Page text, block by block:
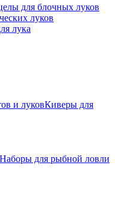
луков
лука
Киверы для